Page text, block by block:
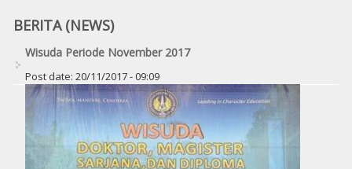
BERITA (NEWS)
Wisuda Periode November 2017
Post date: 20/11/2017 - 09:09